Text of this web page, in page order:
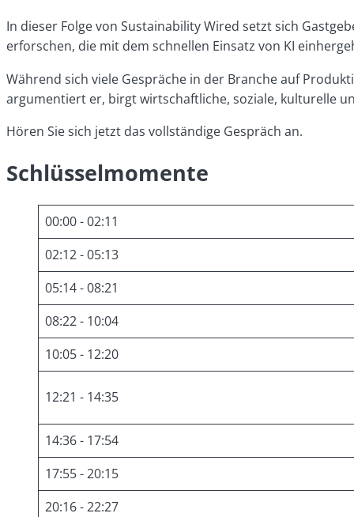
In dieser Folge von Sustainability Wired setzt sich
erforschen, die mit dem schnellen Einsatz von KI
Während sich viele Gespräche in der Branche auf
argumentiert er, birgt wirtschaftliche, soziale, kulturelle
Hören Sie sich jetzt das vollständige Gespräch an.
Schlüsselmomente
00:00 - 02:11
02:12 - 05:13
05:14 - 08:21
08:22 - 10:04
10:05 - 12:20
12:21 - 14:35
14:36 - 17:54
17:55 - 20:15
20:16 - 22:27